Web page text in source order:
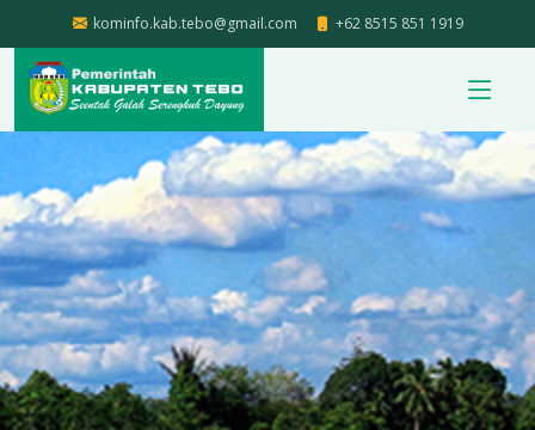
kominfo.kab.tebo@gmail.com +62 8515 851 1919